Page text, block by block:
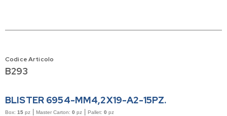
Codice Articolo
B293
BLISTER 6954-MM4,2X19-A2-15PZ.
Box: 15 pz Master Carton: 0 pz Pallet: 0 pz